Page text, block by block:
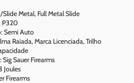
Metal, Full Metal Slide
P320
Semi Auto
Raiada, Marca Licenciada, Trilho
Sauer Firearms
Joules
Firearms